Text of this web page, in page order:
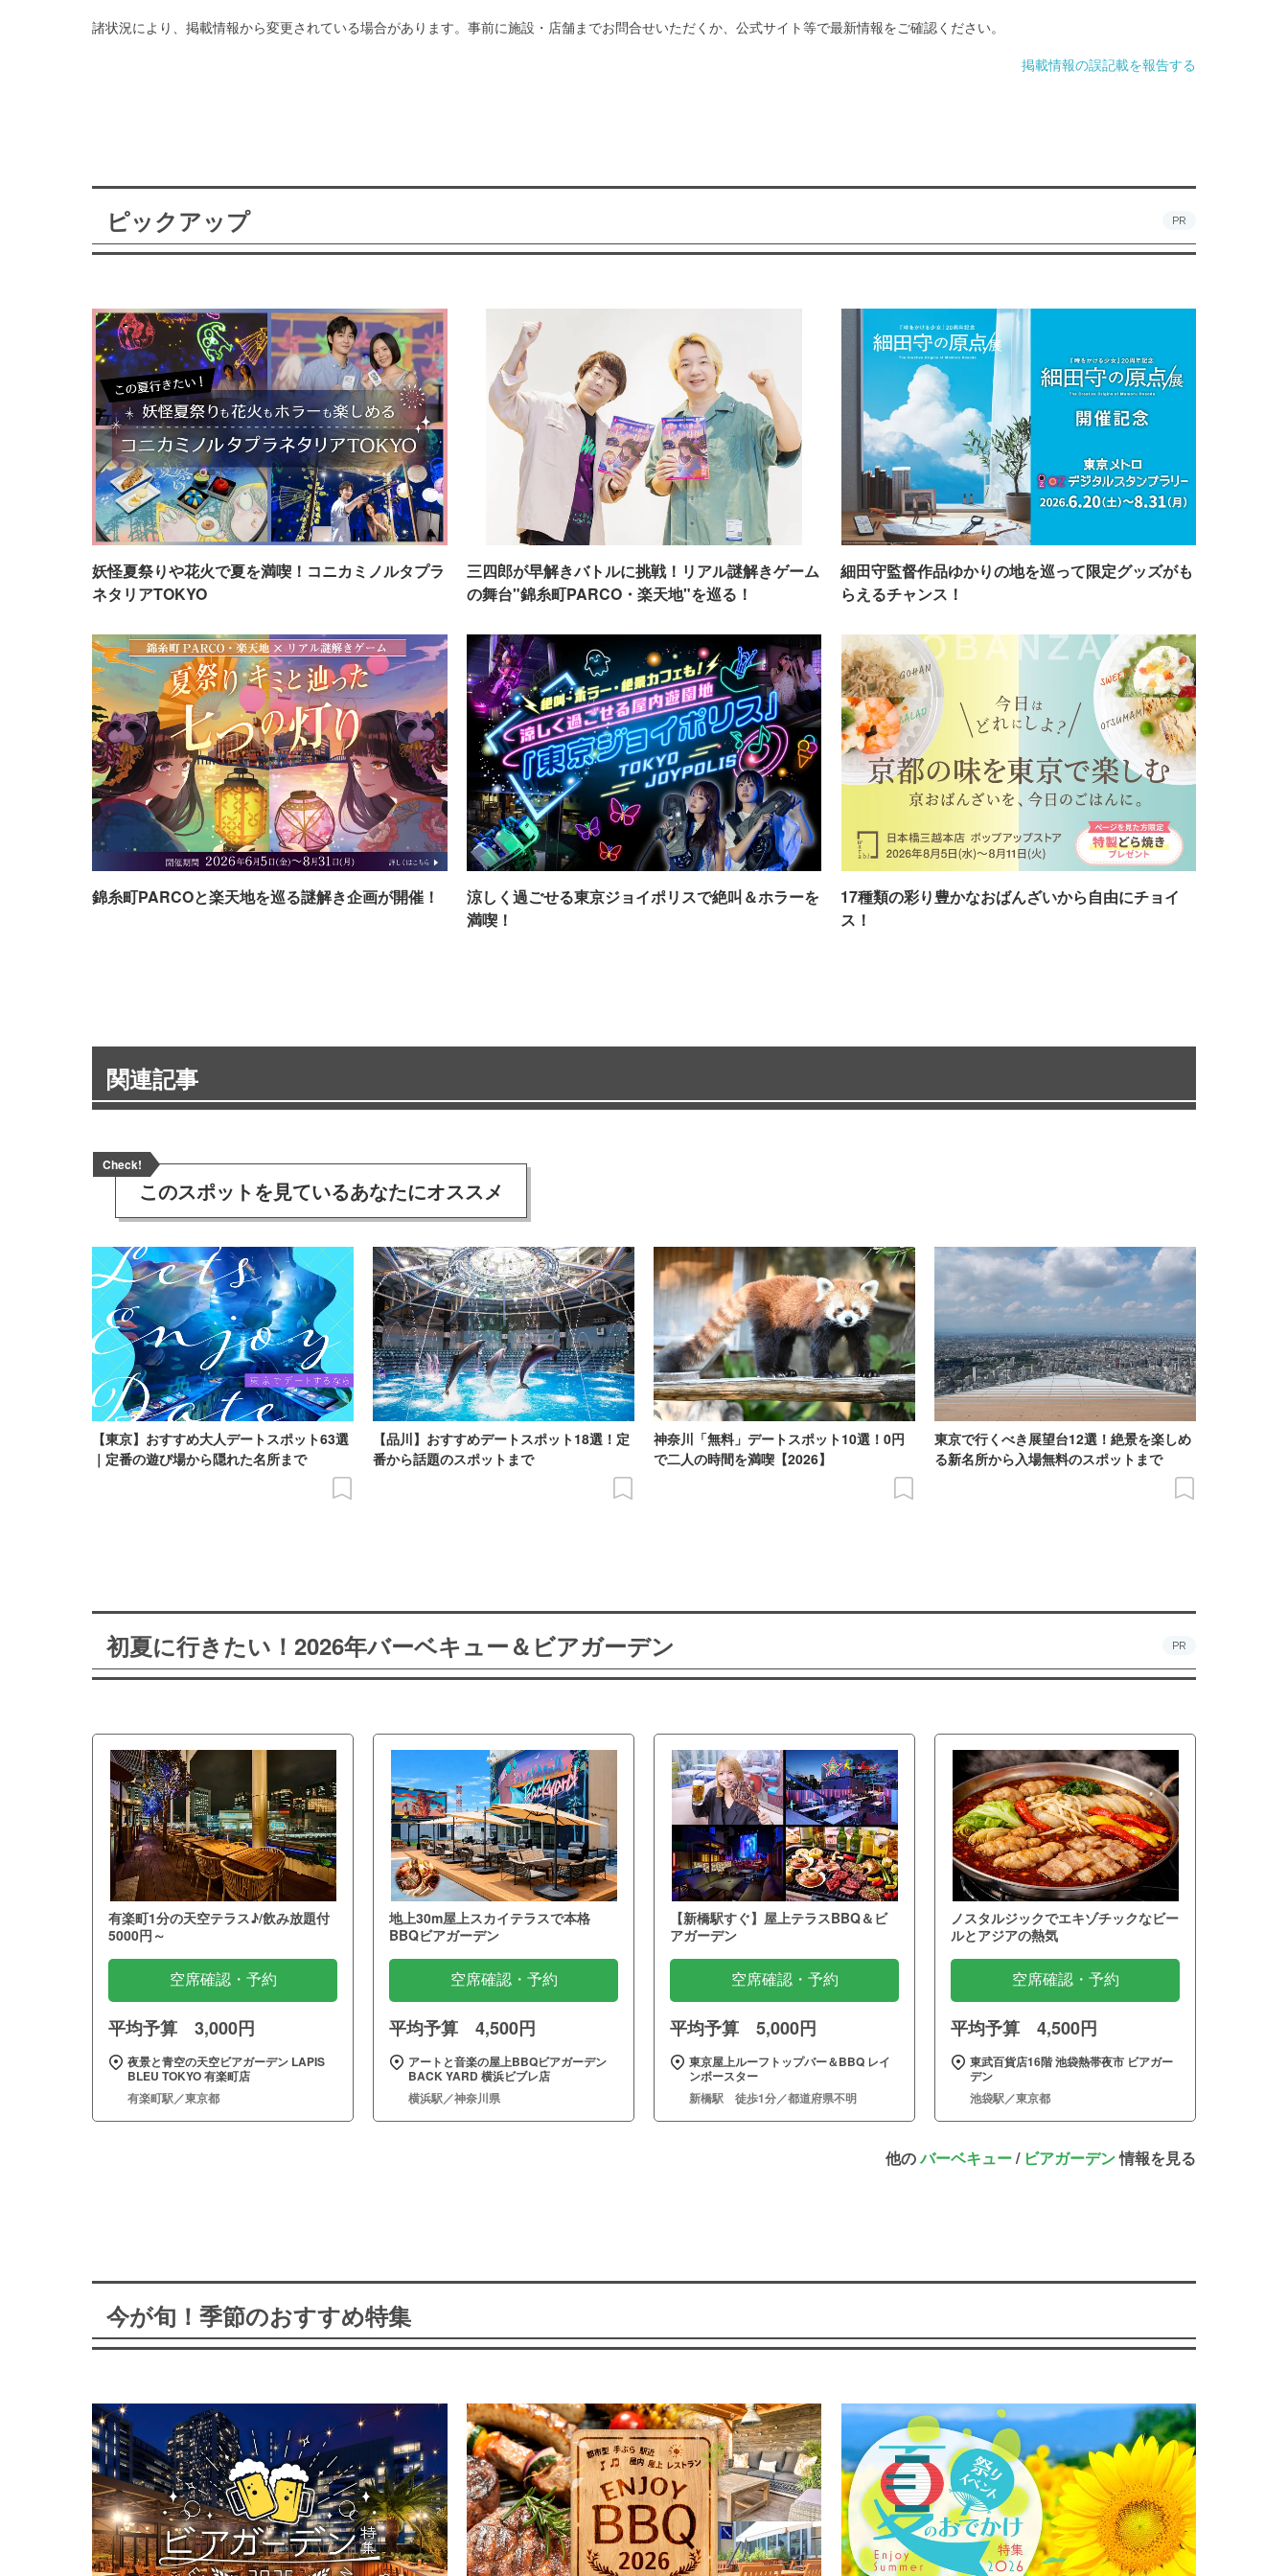
諸状況により、掲載情報から変更されている場合があります。事前に施設・店舗までお問合せいただくか、公式サイト等で最新情報をご確認ください。
掲載情報の誤記載を報告する
ピックアップ PR
妖怪夏祭りや花火で夏を満喫！コニカミノルタプラ
ネタリアTOKYO
三四郎が早解きバトルに挑戦！リアル謎解きゲーム
の舞台"錦糸町PARCO・楽天地"を巡る！
細田守監督作品ゆかりの地を巡って限定グッズがも
らえるチャンス！
錦糸町PARCOと楽天地を巡る謎解き企画が開催！
涼しく過ごせる東京ジョイポリスで絶叫＆ホラーを
満喫！
17種類の彩り豊かなおばんざいから自由にチョイ
ス！
関連記事
Check!
このスポットを見ているあなたにオススメ
【東京】おすすめ大人デートスポット63選
｜定番の遊び場から隠れた名所まで
【品川】おすすめデートスポット18選！定
番から話題のスポットまで
神奈川「無料」デートスポット10選！0円
で二人の時間を満喫【2026】
東京で行くべき展望台12選！絶景を楽しめ
る新名所から入場無料のスポットまで
初夏に行きたい！2026年バーベキュー＆ビアガーデン PR
有楽町1分の天空テラス♪/飲み放題付
5000円～
空席確認・予約
平均予算 3,000円
夜景と青空の天空ビアガーデン LAPIS
BLEU TOKYO 有楽町店
有楽町駅／東京都
地上30m屋上スカイテラスで本格
BBQビアガーデン
空席確認・予約
平均予算 4,500円
アートと音楽の屋上BBQビアガーデン
BACK YARD 横浜ビブレ店
横浜駅／神奈川県
【新橋駅すぐ】屋上テラスBBQ＆ビ
アガーデン
空席確認・予約
平均予算 5,000円
東京屋上ルーフトップバー＆BBQ レイ
ンボースター
新橋駅 徒歩1分／都道府県不明
ノスタルジックでエキゾチックなビー
ルとアジアの熱気
空席確認・予約
平均予算 4,500円
東武百貨店16階 池袋熱帯夜市 ビアガー
デン
池袋駅／東京都
他のバーベキュー/ ビアガーデン情報を見る
今が旬！季節のおすすめ特集